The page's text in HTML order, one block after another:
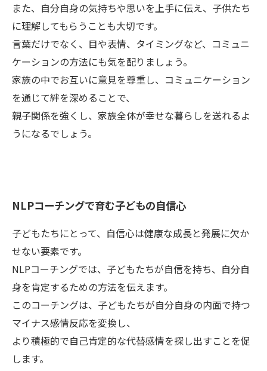
また、自分自身の気持ちや思いを上手に伝え、子供たち
に理解してもらうことも大切です。
言葉だけでなく、目や表情、タイミングなど、コミュニ
ケーションの方法にも気を配りましょう。
家族の中でお互いに意見を尊重し、コミュニケーション
を通じて絆を深めることで、
親子関係を強くし、家族全体が幸せな暮らしを送れるよ
うになるでしょう。
NLPコーチングで育む子どもの自信心
子どもたちにとって、自信心は健康な成長と発展に欠か
せない要素です。
NLPコーチングでは、子どもたちが自信を持ち、自分自
身を肯定するための方法を伝えます。
このコーチングは、子どもたちが自分自身の内面で持つ
マイナス感情反応を変換し、
より積極的で自己肯定的な代替感情を探し出すことを促
します。